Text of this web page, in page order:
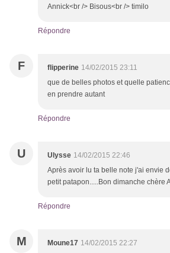
Annick<br /> Bisous<br /> timilo
Répondre
F flipperine 14/02/2015 23:11
que de belles photos et quelle
en prendre autant
Répondre
U Ulysse 14/02/2015 22:46
Après avoir lu ta belle note j'ai envie
petit patapon.....Bon dimanche chère
Répondre
M Moune17 14/02/2015 22:27